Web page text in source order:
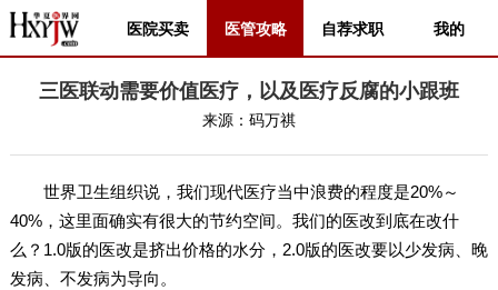
医院买卖 医管攻略 自荐求职 我的
三医联动需要价值医疗，以及医疗反腐的小跟班
来源： 码万祺
世界卫生组织说，我们现代医疗当中浪费的程度是20%～
40%，这里面确实有很大的节约空间。我们的医改到底在改什
么？1.0版的医改是挤出价格的水分，2.0版的医改要以少发病、晚
发病、不发病为导向。